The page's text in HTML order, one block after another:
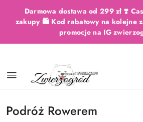
Przejdź do treści głównej
Przejdź do wyszukiwarki
Przejdź do moje konto
Przejdź do menu głównego
Przejdź do stopki
Darmowa dostawa od 299 zł ❣️
zakupy 🛍️ Kod rabatowy na kolejne
promocje na IG
Podróż Rowerem